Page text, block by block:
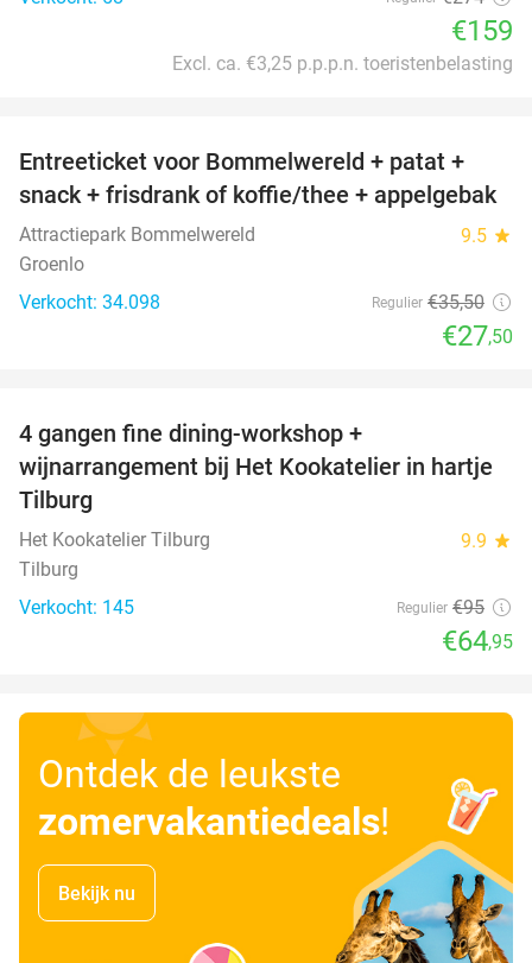
€159
Excl. ca. €3,25 p.p.p.n. toeristenbelasting
23%
Entreeticket voor Bommelwereld + patat +
snack + frisdrank of koffie/thee + appelgebak
Attractiepark Bommelwereld 9.5 star
Groenlo
Verkocht: 34.098
Regulier €35,50
€27,50
4 gangen fine dining-workshop +
wijnarrangement bij Het Kookatelier in hartje
Tilburg
Het Kookatelier Tilburg 9.9 star
Tilburg
Verkocht: 145
Regulier €95
€64,95
Ontdek de leukste
zomervakantiedeals!
Bekijk nu